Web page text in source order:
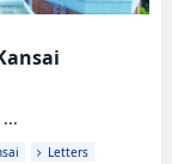
Letters